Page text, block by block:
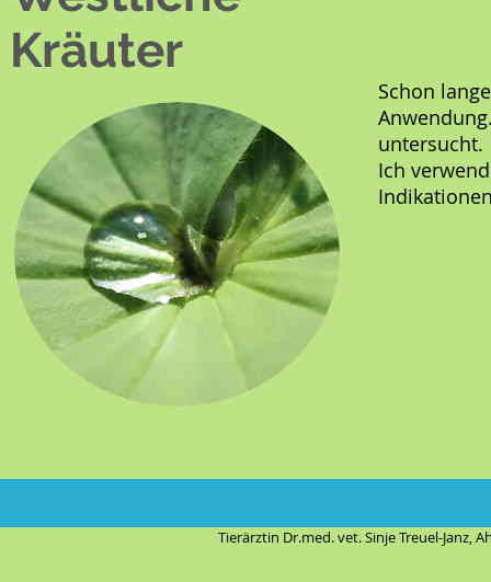
Kräuter
Schon
untersucht.
Ich
Tierärztin Dr.med. vet. Sinje Treuel-Janz,